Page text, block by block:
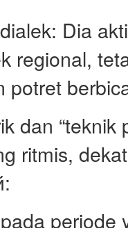
Dia
regional,
potret
dan “teknik
ritmis,
periode